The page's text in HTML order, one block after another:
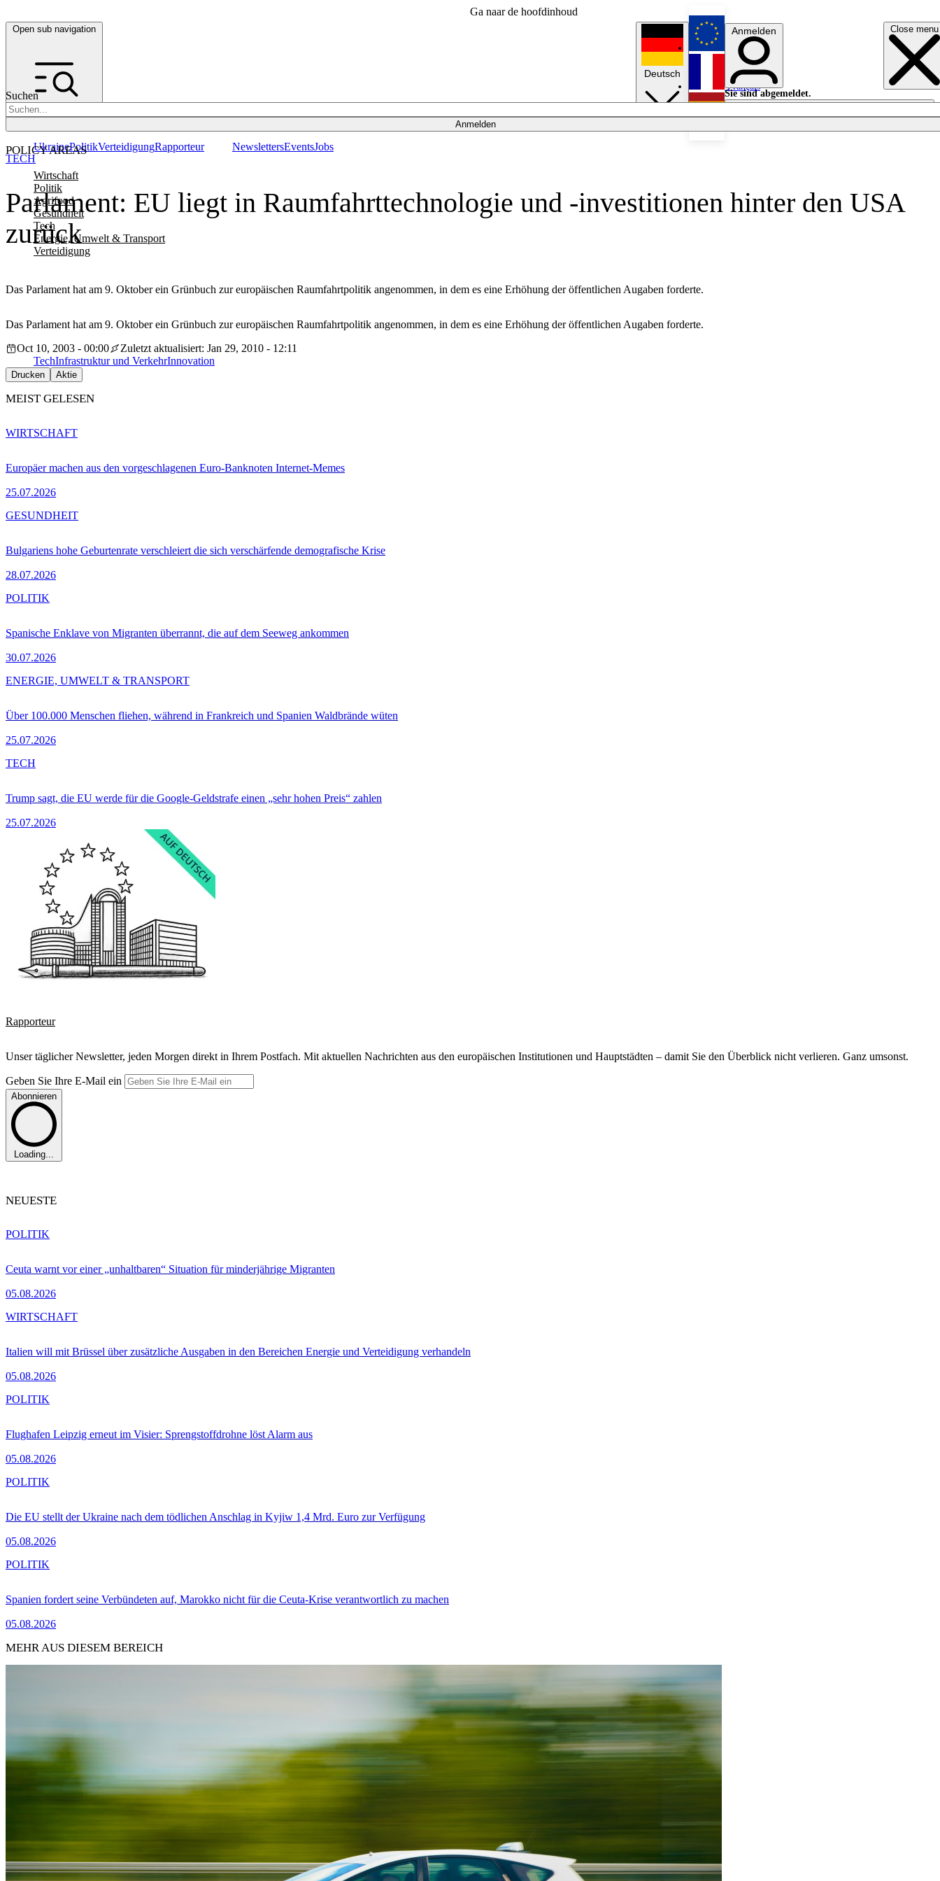
Ga naar de hoofdinhoud
Open sub navigation Close menu
Suchen
Anmelden
POLICY AREAS
Wirtschaft
Politik
Agrifood
Gesundheit
Tech
Energie, Umwelt & Transport
Verteidigung
UkrainePolitikVerteidigungRapporteur NewslettersEventsJobs
Deutsch
English
Français
Anmelden
Sie sind abgemeldet.
Anmelden
Licht aus
Parlament: EU liegt in Raumfahrttechnologie und -investitionen hinter den USA
zurück
Das Parlament hat am 9. Oktober ein Grünbuch zur europäischen Raumfahrtpolitik angenommen, in dem es eine Erhöhung der öffentlichen Augaben forderte.
TECH
Das Parlament hat am 9. Oktober ein Grünbuch zur europäischen Raumfahrtpolitik angenommen, in dem es eine Erhöhung der öffentlichen Augaben forderte.
Oct 10, 2003 - 00:00
Zuletzt aktualisiert: Jan 29, 2010 - 12:11
TechInfrastruktur und VerkehrInnovation
Drucken Aktie
MEIST GELESEN
Europäer machen aus den vorgeschlagenen Euro-Banknoten Internet-Memes
25.07.2026
WIRTSCHAFT
Bulgariens hohe Geburtenrate verschleiert die sich verschärfende demografische Krise
28.07.2026
GESUNDHEIT
Spanische Enklave von Migranten überrannt, die auf dem Seeweg ankommen
30.07.2026
POLITIK
Über 100.000 Menschen fliehen, während in Frankreich und Spanien Waldbrände wüten
25.07.2026
ENERGIE, UMWELT & TRANSPORT
Trump sagt, die EU werde für die Google-Geldstrafe einen „sehr hohen Preis“ zahlen
25.07.2026
TECH
Rapporteur
Unser täglicher Newsletter, jeden Morgen direkt in Ihrem Postfach. Mit aktuellen Nachrichten aus den europäischen Institutionen und Hauptstädten – damit Sie den Überblick nicht verlieren. Ganz umsonst.
Geben Sie Ihre E-Mail ein
Abonnieren
Loading...
NEUESTE
Ceuta warnt vor einer „unhaltbaren“ Situation für minderjährige Migranten
05.08.2026
POLITIK
Italien will mit Brüssel über zusätzliche Ausgaben in den Bereichen Energie und Verteidigung verhandeln
05.08.2026
WIRTSCHAFT
Flughafen Leipzig erneut im Visier: Sprengstoffdrohne löst Alarm aus
05.08.2026
POLITIK
Die EU stellt der Ukraine nach dem tödlichen Anschlag in Kyjiw 1,4 Mrd. Euro zur Verfügung
05.08.2026
POLITIK
Spanien fordert seine Verbündeten auf, Marokko nicht für die Ceuta-Krise verantwortlich zu machen
05.08.2026
POLITIK
MEHR AUS DIESEM BEREICH